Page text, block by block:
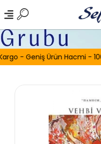
- Geniş Ürün Hacmi -